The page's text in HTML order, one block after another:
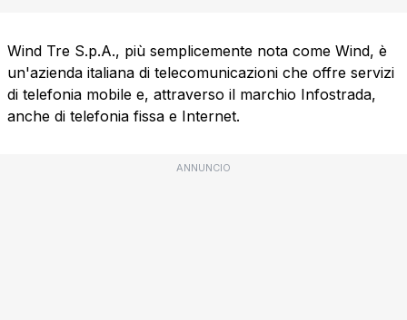
Wind Tre S.p.A., più semplicemente nota come Wind, è
un'azienda italiana di telecomunicazioni che offre servizi
di telefonia mobile e, attraverso il marchio Infostrada,
anche di telefonia fissa e Internet.
ANNUNCIO